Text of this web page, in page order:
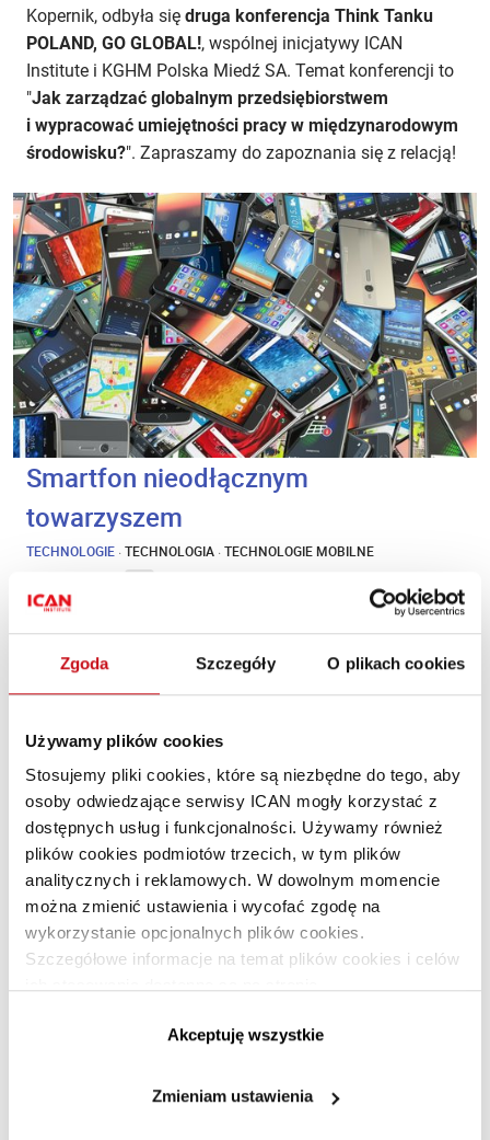
Zgoda Szczegóły O plikach cookies
Używamy plików cookies
Stosujemy pliki cookies, które są niezbędne do tego, aby
osoby odwiedzające serwisy ICAN mogły korzystać z
dostępnych usług i funkcjonalności. Używamy również
plików cookies podmiotów trzecich, w tym plików
analitycznych i reklamowych. W dowolnym momencie
można zmienić ustawienia i wycofać zgodę na
wykorzystanie opcjonalnych plików cookies.
Szczegółowe informacje na temat plików cookies i celów
Akceptuję wszystkie
Zmieniam ustawienia
Kopernik, odbyła się druga konferencja Think Tanku
POLAND, GO GLOBAL!, wspólnej inicjatywy ICAN
Institute i KGHM Polska Miedź SA. Temat konferencji to
"Jak zarządzać globalnym przedsiębiorstwem
i wypracować umiejętności pracy w międzynarodowym
środowisku?". Zapraszamy do zapoznania się z relacją!
Smartfon nieodłącznym
towarzyszem
TECHNOLOGIE ·TECHNOLOGIA ·TECHNOLOGIE MOBILNE
Zwyczaje pokolenia Y pokazują, jak bardzo potrzeba
pracy po robienie zakupów, od przyjaciół do rodziny.
Tomasz Bagiński
ZARZĄDZANIE
Tomasz Bagiński jest reżyserem i scenarzystą filmów